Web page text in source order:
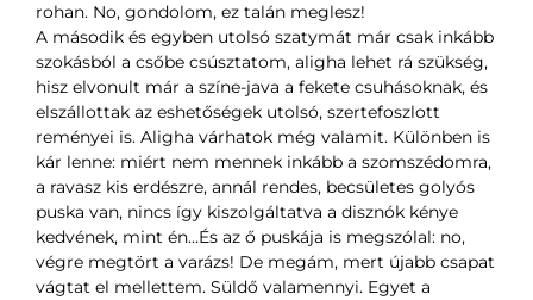
rohan. No, gondolom, ez talán meglesz!
A második és egyben utolsó szatymát már csak inkább
szokásból a csőbe csúsztatom, aligha lehet rá szükség,
hisz elvonult már a színe-java a fekete csuhásoknak, és
elszállottak az eshetőségek utolsó, szertefoszlott
reményei is. Aligha várhatok még valamit. Különben is
kár lenne: miért nem mennek inkább a szomszédomra,
a ravasz kis erdészre, annál rendes, becsületes golyós
puska van, nincs így kiszolgáltatva a disznók kénye
kedvének, mint én…És az ő puskája is megszólal: no,
végre megtört a varázs! De megám, mert újabb csapat
vágtat el mellettem. Süldő valamennyi. Egyet a